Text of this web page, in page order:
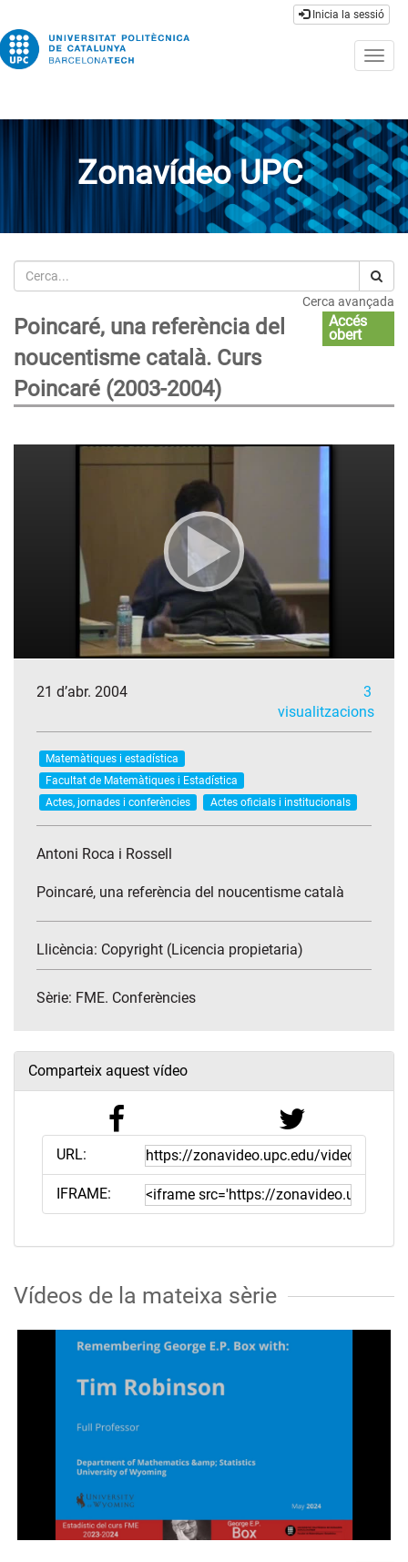
Inicia la sessió
Zonavídeo UPC
Cerca
Cerca avançada
Poincaré, una referència del
noucentisme català. Curs
Poincaré (2003-2004)
Accés
obert
21 d’abr. 2004
3
visualitzacions
Matemàtiques i estadística
Facultat de Matemàtiques i Estadística
Actes, jornades i conferències
Actes oficials i institucionals
Antoni Roca i Rossell
Poincaré, una referència del noucentisme català
Llicència: Copyright (Licencia propietaria)
Sèrie: FME. Conferències
Comparteix aquest vídeo
URL:
IFRAME:
Vídeos de la mateixa sèrie